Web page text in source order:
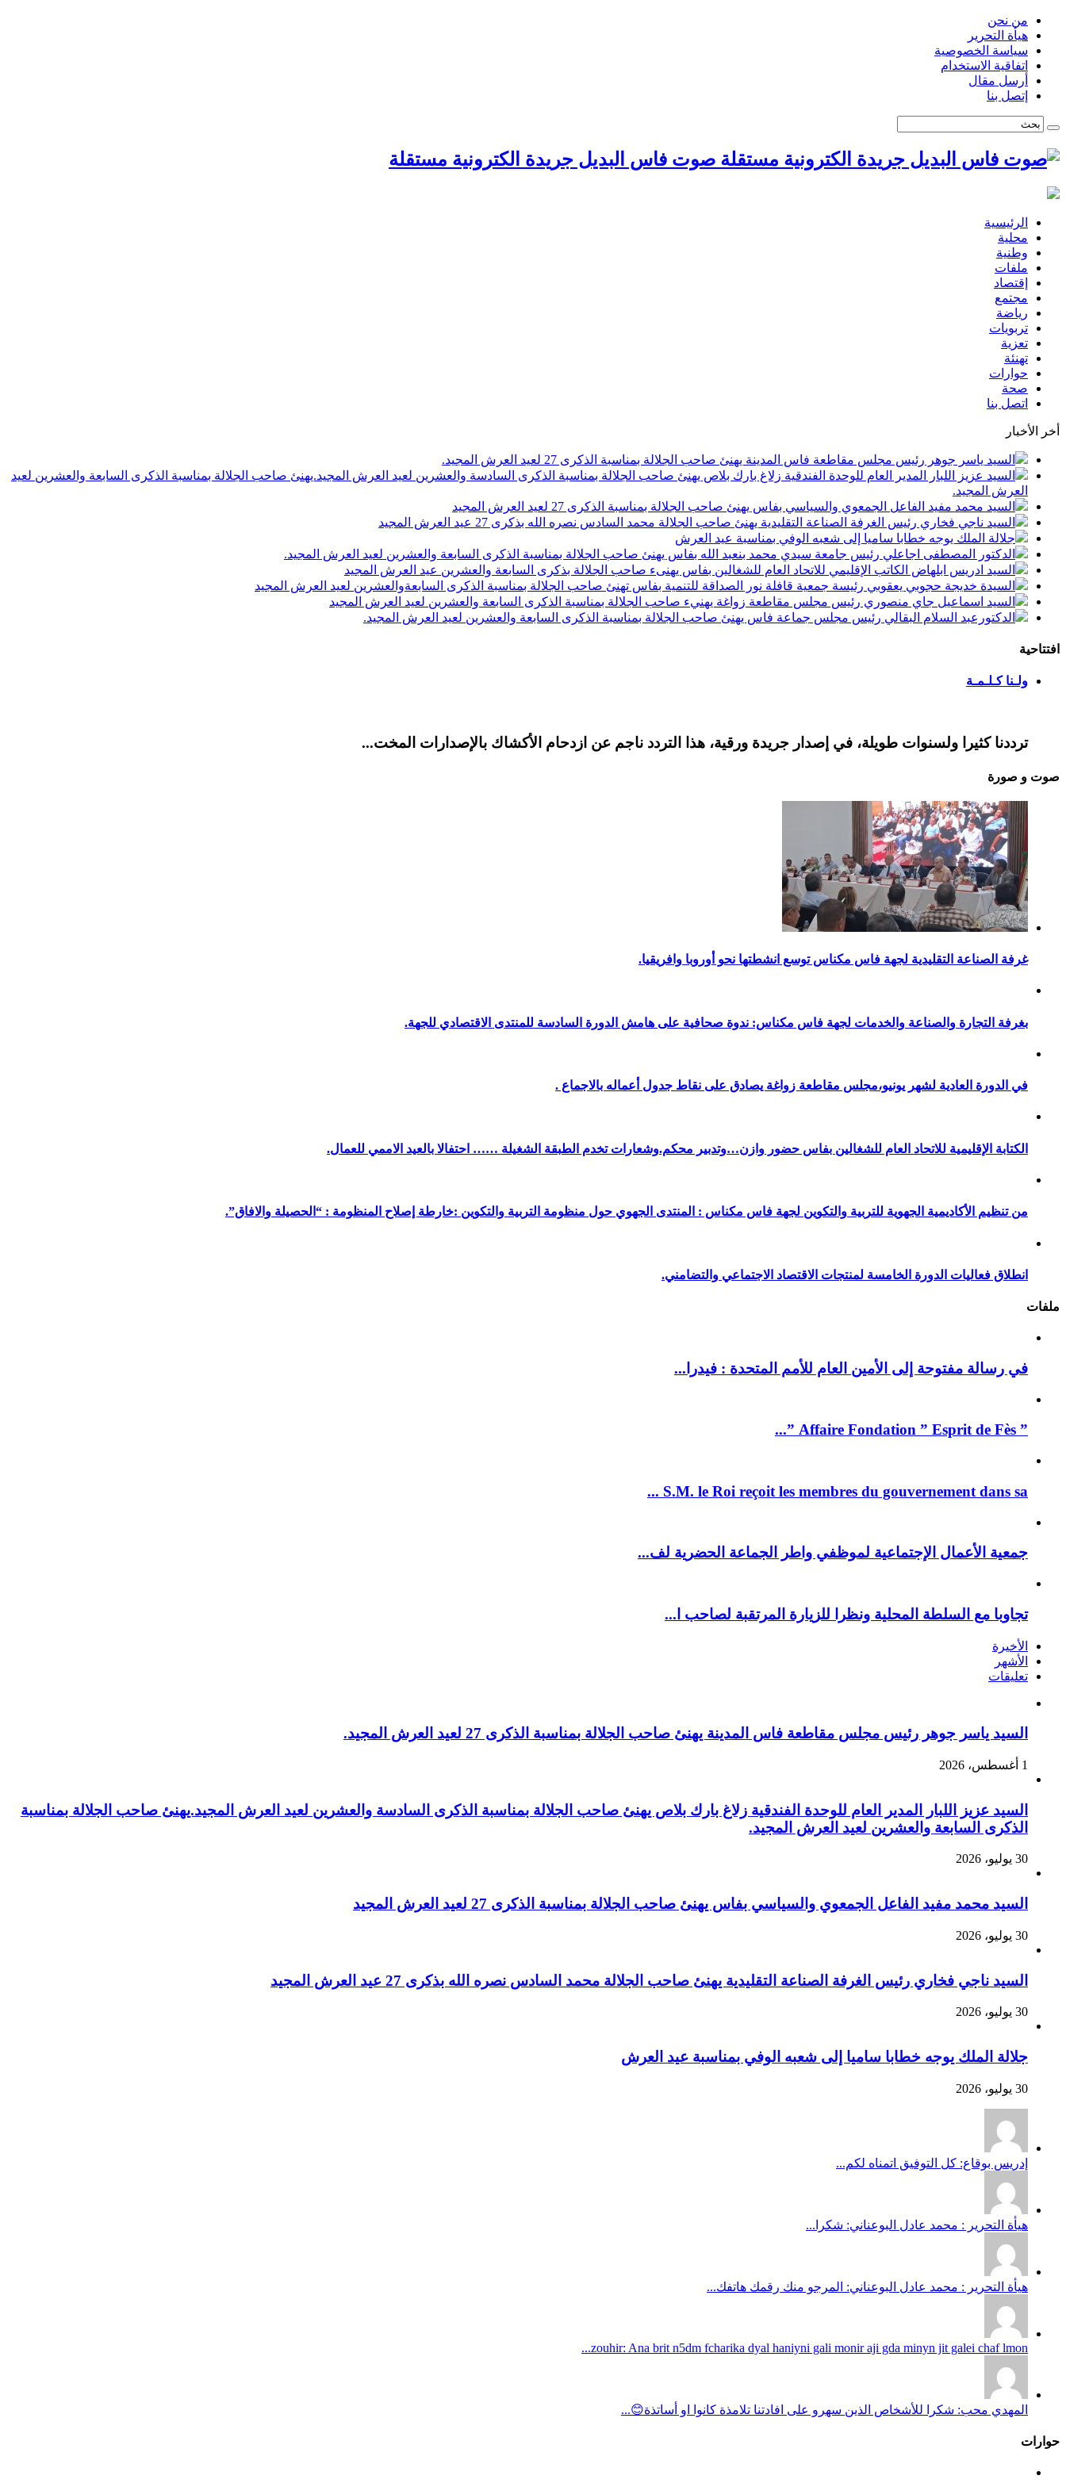
من نحن
هيأة التحرير
سياسة الخصوصية
اتفاقية الاستخدام
أرسل مقال
إتصل بنا
صوت فاس البديل جريدة الكترونية مستقلة
الرئيسية
محلية
وطنية
ملفات
إقتصاد
مجتمع
رياضة
تربويات
تعزية
تهنئة
حوارات
صحة
اتصل بنا
أخر الأخبار
السيد ياسر جوهر رئيس مجلس مقاطعة فاس المدينة يهنئ صاحب الجلالة بمناسبة الذكرى 27 لعيد العرش المجيد.
السيد عزيز اللبار المدير العام للوحدة الفندقية زلاغ بارك بلاص يهنئ صاحب الجلالة بمناسبة الذكرى السادسة والعشرين لعيد العرش المجيد.يهنئ صاحب الجلالة بمناسبة الذكرى السابعة والعشرين لعيد
العرش المجيد.
السيد محمد مفيد الفاعل الجمعوي والسياسي بفاس يهنئ صاحب الجلالة بمناسبة الذكرى 27 لعيد العرش المجيد
السيد ناجي فخاري رئيس الغرفة الصناعة التقليدية يهنئ صاحب الجلالة محمد السادس نصره الله بذكرى 27 عيد العرش المجيد
جلالة الملك يوجه خطابا ساميا إلى شعبه الوفي بمناسبة عيد العرش
الدكتور المصطفى اجاعلي رئيس جامعة سيدي محمد بنعبد الله بفاس يهنئ صاحب الجلالة بمناسبة الذكرى السابعة والعشرين لعيد العرش المجيد.
السيد ادريس ابلهاض الكاتب الإقليمي للاتحاد العام للشغالين بفاس يهنىء صاحب الجلالة بذكرى السابعة والعشرين عيد العرش المجيد
السيدة خديجة حجوبي يعقوبي رئيسة جمعية قافلة نور الصداقة للتنمية بفاس تهنئ صاحب الجلالة بمناسبة الذكرى السابعةوالعشرين لعيد العرش المجيد
السيد اسماعيل جاي منصوري رئيس مجلس مقاطعة زواغة يهنيء صاحب الجلالة بمناسبة الذكرى السابعة والعشرين لعيد العرش المجيد
الدكتورعبد السلام البقالي رئيس مجلس جماعة فاس يهنئ صاحب الجلالة بمناسبة الذكرى السابعة والعشرين لعيد العرش المجيد.
افتتاحية
ولـنا كـلـمـة
ترددنا كثيرا ولسنوات طويلة، في إصدار جريدة ورقية، هذا التردد ناجم عن ازدحام الأكشاك بالإصدارات المخت...
صوت و صورة
غرفة الصناعة التقليدية لجهة فاس مكناس توسع انشطتها نحو أوروبا وافريقيا.
بغرفة التجارة والصناعة والخدمات لجهة فاس مكناس: ندوة صحافية على هامش الدورة السادسة للمنتدى الاقتصادي للجهة.
في الدورة العادية لشهر يونيو،مجلس مقاطعة زواغة يصادق على نقاط جدول أعماله بالاجماع .
الكتابة الإقليمية للاتحاد العام للشغالين بفاس حضور وازن…وتدبير محكم.وشعارات تخدم الطبقة الشغيلة …… احتفالا بالعيد الاممي للعمال.
من تنظيم الأكاديمية الجهوية للتربية والتكوين لجهة فاس مكناس : المنتدى الجهوي حول منظومة التربية والتكوين :خارطة إصلاح المنظومة : “الحصيلة والافاق”.
انطلاق فعاليات الدورة الخامسة لمنتجات الاقتصاد الاجتماعي والتضامني.
ملفات
في رسالة مفتوحة إلى الأمين العام للأمم المتحدة : فيدرا...
” Affaire Fondation ” Esprit de Fès ”...
S.M. le Roi reçoit les membres du gouvernement dans sa ...
جمعية الأعمال الإجتماعية لموظفي واطر الجماعة الحضرية لف...
تجاوبا مع السلطة المحلية ونظرا للزيارة المرتقبة لصاحب ا...
الأخيرة
الأشهر
تعليقات
السيد ياسر جوهر رئيس مجلس مقاطعة فاس المدينة يهنئ صاحب الجلالة بمناسبة الذكرى 27 لعيد العرش المجيد.
1 أغسطس، 2026
السيد عزيز اللبار المدير العام للوحدة الفندقية زلاغ بارك بلاص يهنئ صاحب الجلالة بمناسبة الذكرى السادسة والعشرين لعيد العرش المجيد.يهنئ صاحب الجلالة بمناسبة
الذكرى السابعة والعشرين لعيد العرش المجيد.
30 يوليو، 2026
السيد محمد مفيد الفاعل الجمعوي والسياسي بفاس يهنئ صاحب الجلالة بمناسبة الذكرى 27 لعيد العرش المجيد
30 يوليو، 2026
السيد ناجي فخاري رئيس الغرفة الصناعة التقليدية يهنئ صاحب الجلالة محمد السادس نصره الله بذكرى 27 عيد العرش المجيد
30 يوليو، 2026
جلالة الملك يوجه خطابا ساميا إلى شعبه الوفي بمناسبة عيد العرش
30 يوليو، 2026
إدريس بوقاع: كل التوفيق اتمناه لكم...
هيأة التحرير : محمد عادل البوعناني: شكرا...
هيأة التحرير : محمد عادل البوعناني: المرجو منك رقمك هاتفك...
zouhir: Ana brit n5dm fcharika dyal haniyni gali monir aji gda minyn jit galei chaf lmon...
المهدي محب: شكرا للأشخاص الذين سهرو على افادتنا تلامذة كانوا او أساتذة😊...
حوارات